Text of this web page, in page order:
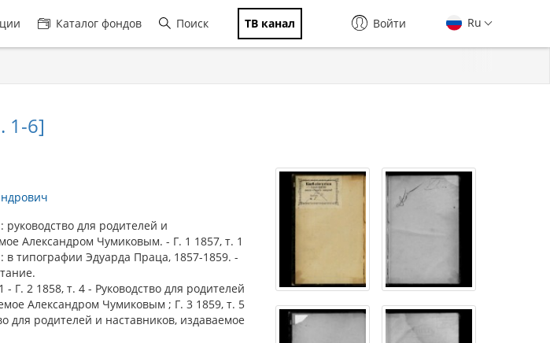
Каталог фондов Поиск ТВ канал Ru
Войти
1-6]
для родителей и
Александром Чумиковым. - Г. 1 1857, т. 1
в типографии Эдуарда Праца, 1857-1859. -
- Г. 2 1858, т. 4 - Руководство для родителей
Александром Чумиковым ; Г. 3 1859, т. 5
для родителей и наставников, издаваемое